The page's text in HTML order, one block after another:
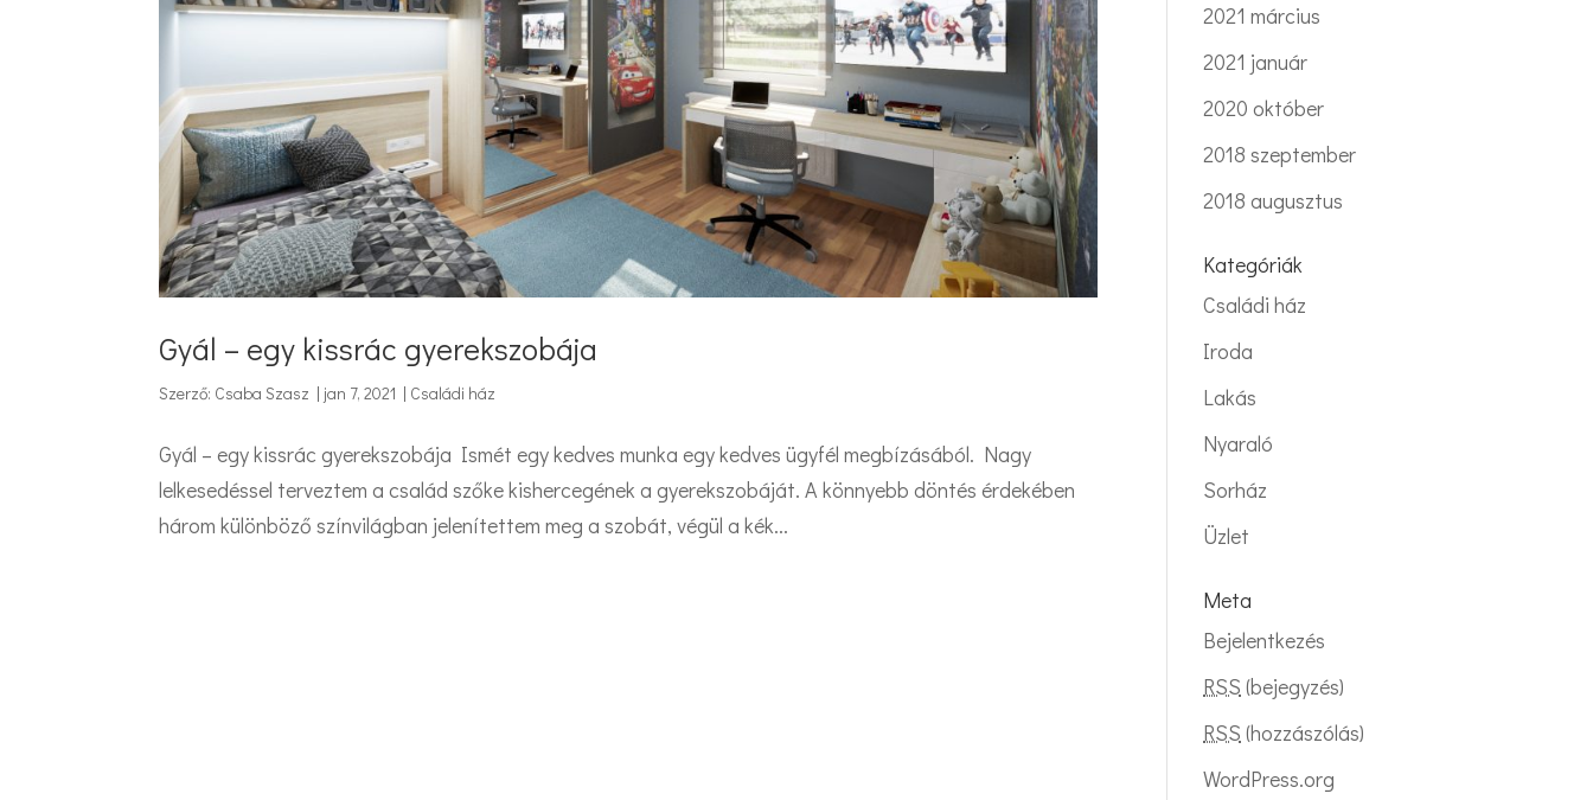
Gyál – egy kissrác gyerekszobája
Szerző: Csaba Szasz | jan 7, 2021 | Családi ház
Gyál – egy kissrác gyerekszobája Ismét egy kedves munka egy kedves ügyfél megbízásából. Nagy
lelkesedéssel terveztem a család szőke kishercegének a gyerekszobáját. A könnyebb döntés érdekében
három különböző színvilágban jelenítettem meg a szobát, végül a kék...
2021 március
2021 január
2020 október
2018 szeptember
2018 augusztus
Kategóriák
Családi ház
Iroda
Lakás
Nyaraló
Sorház
Üzlet
Meta
Bejelentkezés
RSS (bejegyzés)
RSS (hozzászólás)
WordPress.org